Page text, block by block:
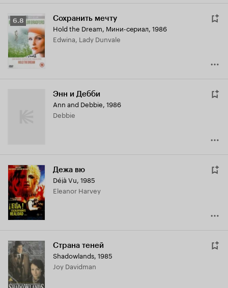
Рейтинг
Кинопоиска
6.8
6.8 Сохранить мечту
Hold the Dream, Мини-сериал, 1986
Edwina, Lady Dunvale
Энн и Дебби
Ann and Debbie, 1986
Debbie
Дежа вю
Déjà Vu, 1985
Eleanor Harvey
Страна теней
Shadowlands, 1985
Joy Davidman